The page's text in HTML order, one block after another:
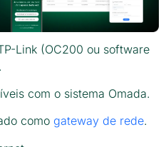
Link (OC200 ou software
com o sistema Omada.
como gateway de rede.